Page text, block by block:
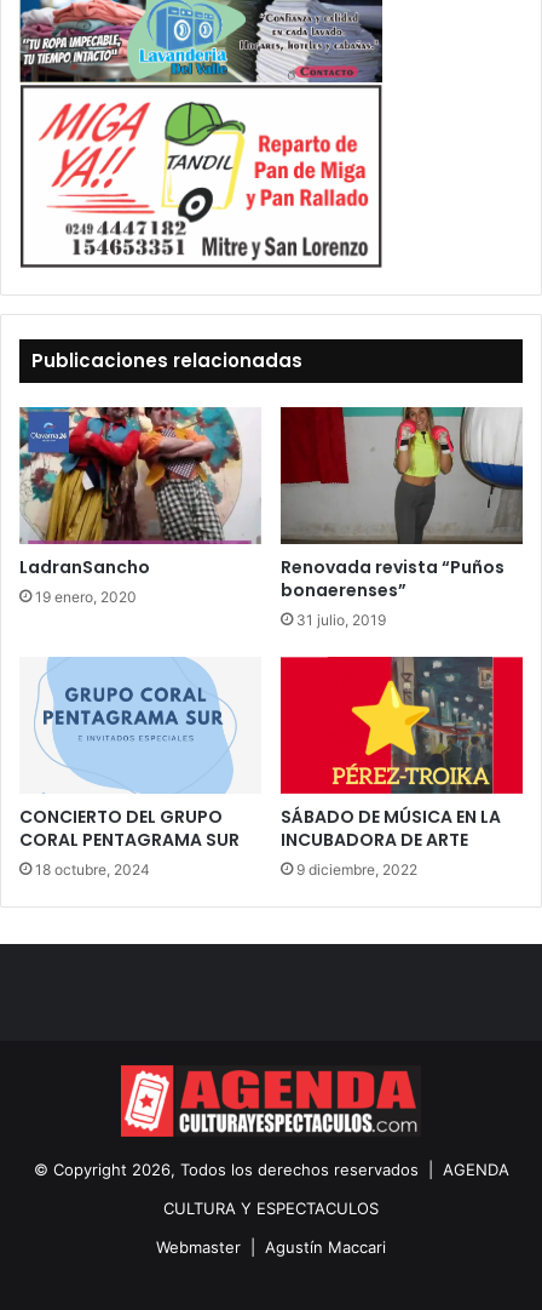
Publicaciones relacionadas
LadranSancho
19 enero, 2020
Renovada revista “Puños
bonaerenses”
31 julio, 2019
CONCIERTO DEL GRUPO
CORAL PENTAGRAMA SUR
18 octubre, 2024
SÁBADO DE MÚSICA EN LA
INCUBADORA DE ARTE
9 diciembre, 2022
© Copyright 2026, Todos los derechos reservados | AGENDA
CULTURA Y ESPECTACULOS
Webmaster | Agustín Maccari